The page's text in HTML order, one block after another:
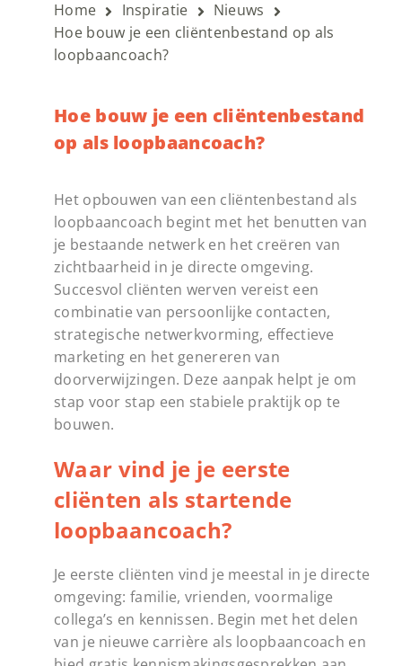
Home Inspiratie
Nieuws
Hoe bouw je een cliëntenbestand op als
loopbaancoach?
Hoe bouw je een cliëntenbestand
op als loopbaancoach?
Het opbouwen van een cliëntenbestand als
loopbaancoach begint met het benutten van
je bestaande netwerk en het creëren van
zichtbaarheid in je directe omgeving.
Succesvol cliënten werven vereist een
combinatie van persoonlijke contacten,
strategische netwerkvorming, effectieve
marketing en het genereren van
doorverwijzingen. Deze aanpak helpt je om
stap voor stap een stabiele praktijk op te
bouwen.
Waar vind je je eerste
cliënten als startende
loopbaancoach?
Je eerste cliënten vind je meestal in je directe
omgeving: familie, vrienden, voormalige
collega’s en kennissen. Begin met het delen
van je nieuwe carrière als loopbaancoach en